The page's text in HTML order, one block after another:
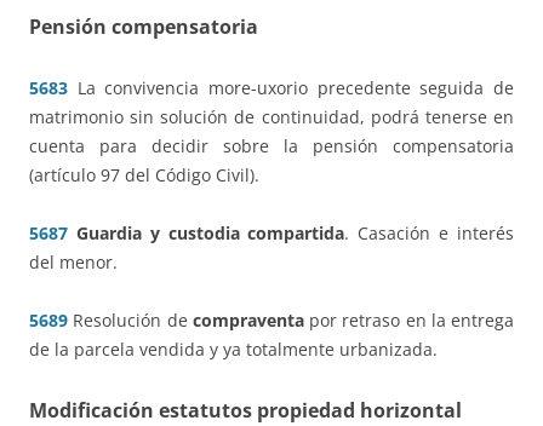
Pensión compensatoria
5683 La convivencia more-uxorio precedente seguida de
matrimonio sin solución de continuidad, podrá tenerse en
cuenta para decidir sobre la pensión compensatoria
(artículo 97 del Código Civil).
5687 Guardia y custodia compartida. Casación e interés
del menor.
5689 Resolución de compraventa por retraso en la entrega
de la parcela vendida y ya totalmente urbanizada.
Modificación estatutos propiedad horizontal